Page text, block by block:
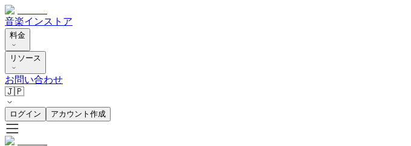
音楽インストア
料金
リソース
お問い合わせ
🇯🇵
ログイン アカウント作成